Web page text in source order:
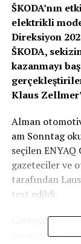
ŠKODA’nın
elektrikli
Direksiyon
ŠKODA,
kazanmayı
Klaus
Alman
am Sonntag
seçilen ENYAQ
gazeteciler ve
tarafından
test edildi.
Geçtiğimiz 12
Direksiyon